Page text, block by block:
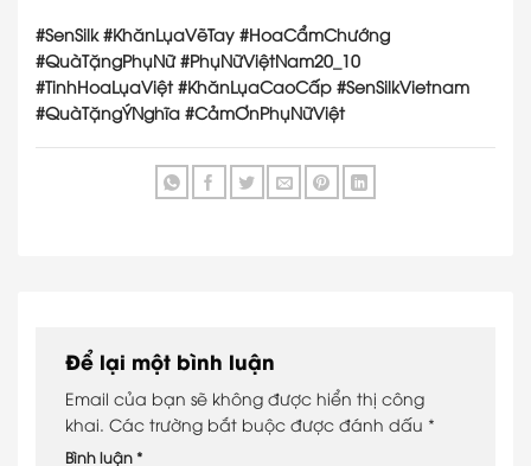
#SenSilk #KhănLụaVẽTay #HoaCẩmChướng
#QuàTặngPhụNữ #PhụNữViệtNam20_10
#TinhHoaLụaViệt #KhănLụaCaoCấp #SenSilkVietnam
#QuàTặngÝNghĩa #CảmƠnPhụNữViệt
Để lại một bình luận
Email của bạn sẽ không được hiển thị công
khai. Các trường bắt buộc được đánh dấu *
Bình luận *